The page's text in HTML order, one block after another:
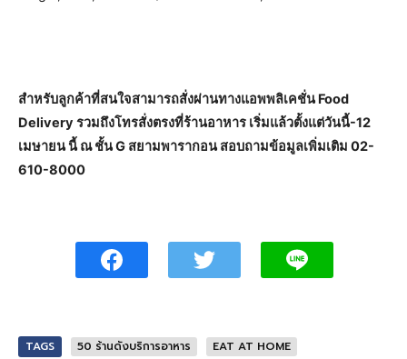
สำหรับลูกค้าที่สนใจสามารถสั่งผ่านทางแอพพลิเคชั่น Food
Delivery รวมถึงโทรสั่งตรงที่ร้านอาหาร เริ่มแล้วตั้งแต่วันนี้-12
เมษายน นี้ ณ ชั้น G สยามพารากอน สอบถามข้อมูลเพิ่มเติม 02-
610-8000
TAGS 50 ร้านดังบริการอาหาร
EAT AT HOME